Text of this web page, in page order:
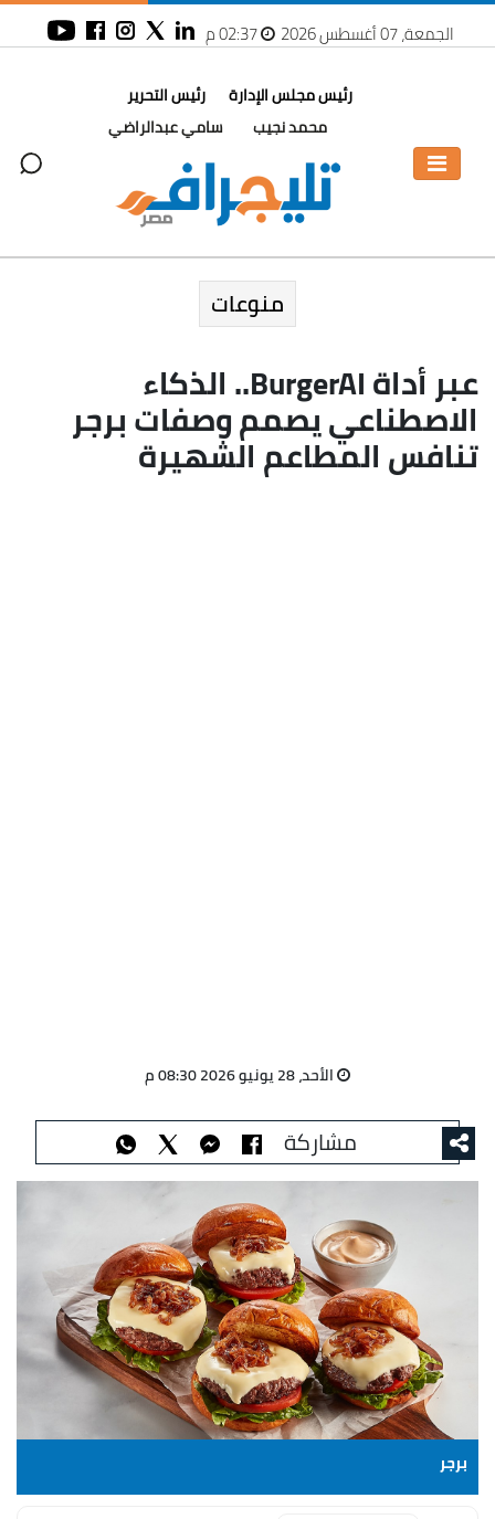
الجمعة، 07 أغسطس 2026 02:37 م
رئيس مجلس الإدارة
محمد نجيب
رئيس التحرير
سامي عبدالراضي
منوعات
عبر أداة BurgerAI.. الذكاء
الاصطناعي يصمم وصفات برجر
تنافس المطاعم الشهيرة
الأحد، 28 يونيو 2026 08:30 م
مشاركة
برجر